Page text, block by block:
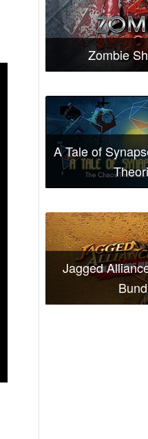
Zombie
A Tale of
Jagged